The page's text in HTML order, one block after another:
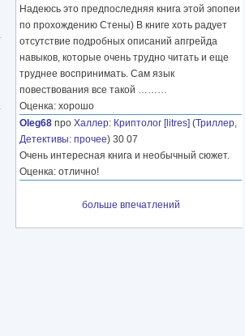
Надеюсь это предпоследняя книга этой эпопеи
по прохождению Стены) В книге хоть радует
отсутствие подробных описаний апгрейда
навыков, которые очень трудно читать и еще
труднее воспринимать. Сам язык
повествования все такой ………
Оценка: хорошо
Oleg68 про Халлер: Криптолог [litres] (Триллер,
Детективы: прочее) 30 07
Очень интересная книга и необычный сюжет.
Оценка: отлично!
больше впечатлений